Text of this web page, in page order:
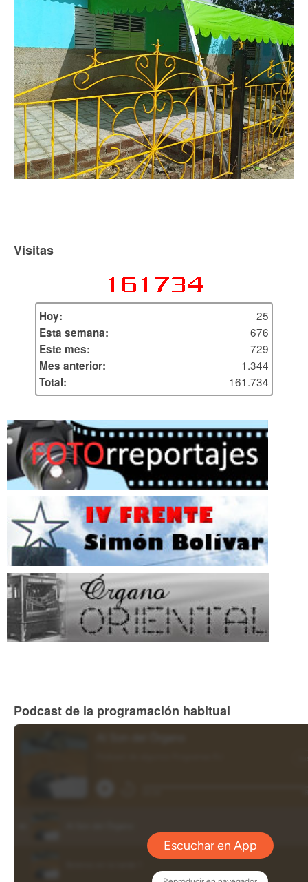
Visitas
Hoy:
25
Esta semana:
676
Este mes:
729
Mes anterior:
1.344
Total:
161.734
Podcast de la programación habitual